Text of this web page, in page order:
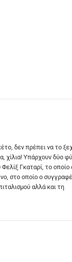
δεν πρέπει να το
χίλια! Υπάρχουν δύο
Γκαταρί, το
στο οποίο ο
αλλά και τη